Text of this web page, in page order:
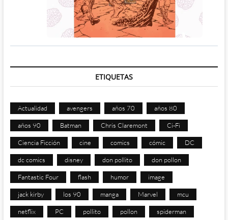
ETIQUETAS
Actualidad avengers años 70 años 80
años 90 Batman Chris Claremont Ci-Fi
Ciencia Ficción cine comics cómic DC
dc comics disney don pollito don pollon
Fantastic Four flash humor image
jack kirby los 90 manga Marvel mcu
netflix PC pollito pollon spiderman